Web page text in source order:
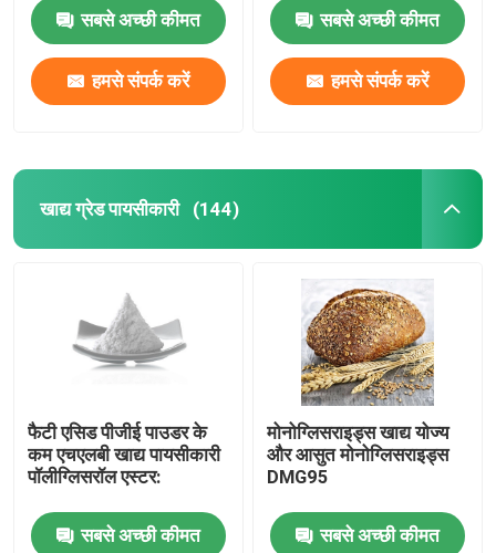
सबसे अच्छी कीमत
हमसे संपर्क करें
सबसे अच्छी कीमत
हमसे संपर्क करें
खाद्य ग्रेड पायसीकारी (144)
फैटी एसिड पीजीई पाउडर के
कम एचएलबी खाद्य पायसीकारी
पॉलीग्लिसरॉल एस्टर:
सबसे अच्छी कीमत
मोनोग्लिसराइड्स खाद्य योज्य
और आसुत मोनोग्लिसराइड्स
DMG95
सबसे अच्छी कीमत